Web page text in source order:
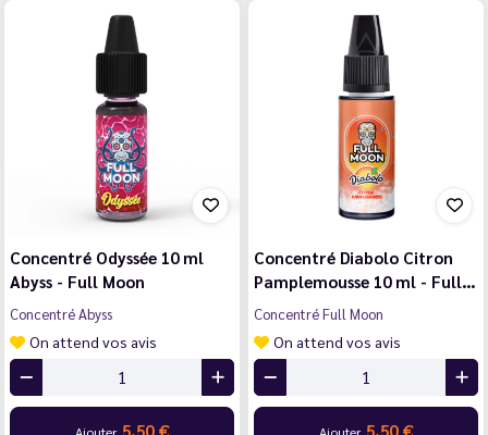
Concentré Odyssée 10 ml
Abyss - Full Moon
Concentré Abyss
On attend vos avis
Ajouter 5,50 €
Concentré Diabolo Citron
Pamplemousse 10 ml - Full…
Concentré Full Moon
On attend vos avis
Ajouter 5,50 €